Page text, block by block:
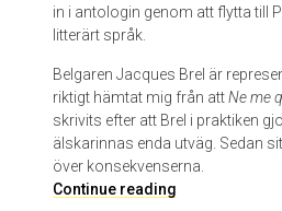
in i antologin genom att flytta till
litterärt språk.
Belgaren Jacques Brel är
riktigt hämtat mig från attNe me
skrivits efter att Brel i praktiken
älskarinnas enda utväg. Sedan
över konsekvenserna.
Continue reading